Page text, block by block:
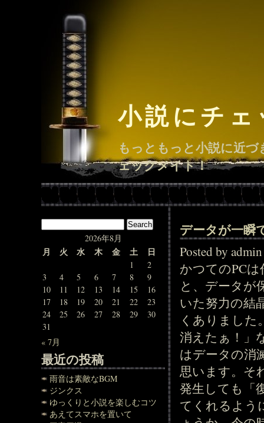
小説にチ
もっともっと小説に近
ェックメイト！
2026年8月
月 火 水 木 金 土 日
1
2
3
4 5 6 7 8
9
10
11 12 13 14 15
16
17
18 19 20 21 22
23
24
25 26 27 28 29
30
31
« 7月
最近の投稿
雨音は素敵なBGM
ジンクス
ゆっくりと小説を楽しむコツ
あえてスマホを置いて
データが一瞬
Posted by
かつてのPC
と、データが
いた努力の結
くありました
消えたぁ！」
はデータの消
思います。そ
発生しても「
てくれるよう